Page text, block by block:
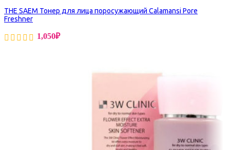
THE SAEM Тонер для лица поросужающий Calamansi Pore
Freshner
1,050₽